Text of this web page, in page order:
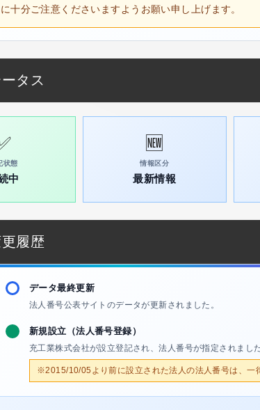
十分ご注意くださいますようお願い申し上げます。
タス
状態
中
🆕
情報区分
最新情報
履歴
データ最終更新
法人番号公表サイトのデータが更新されました。
新規設立（法人番号登録）
充工業株式会社が設立登記され、法人番号が指定されました
※2015/10/05より前に設立された法人の法人番号は、一